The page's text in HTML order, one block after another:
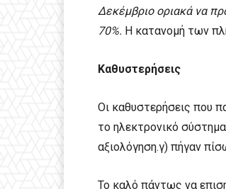
Δεκέμβριο οριακά να
70%. Η κατανομή των
Καθυστερήσεις
Οι καθυστερήσεις που
το ηλεκτρονικό
αξιολόγηση.γ) πήγαν
Το καλό πάντως να